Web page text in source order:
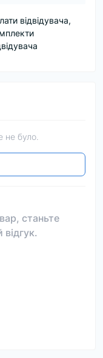
відвідувача,
не було.
станьте